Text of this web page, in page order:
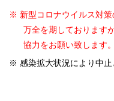
※ 新型コロナウイルス対
万全を期しております
協力をお願い致します。
※ 感染拡大状況により中止